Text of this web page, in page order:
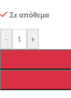
Σε απόθεμα
- +